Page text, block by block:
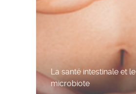
La santé intestinale et le
microbiote